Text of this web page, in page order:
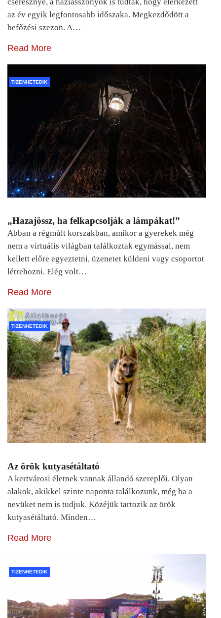
az év egyik legfontosabb időszaka. Megkezdődött a
befőzési szezon. A…
Read More
TIZENHETEDIK
„Hazajössz, ha felkapcsolják a lámpákat!”
Abban a régmúlt korszakban, amikor a gyerekek még
nem a virtuális világban találkoztak egymással, nem
kellett előre egyeztetni, üzenetet küldeni vagy csoportot
létrehozni. Elég volt…
Read More
TIZENHETEDIK
Az örök kutyasétáltató
A kertvárosi életnek vannak állandó szereplői. Olyan
alakok, akikkel szinte naponta találkozunk, még ha a
nevüket nem is tudjuk. Közéjük tartozik az örök
kutyasétáltató. Minden…
Read More
TIZENHETEDIK